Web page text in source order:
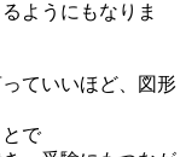
ようにもなりま
ていいほど、図形
で